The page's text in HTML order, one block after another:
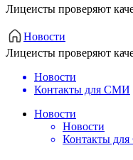
Лицеисты проверяют
Новости
Лицеисты проверяют
Новости
Контакты для СМИ
Новости
Новости
Контакты